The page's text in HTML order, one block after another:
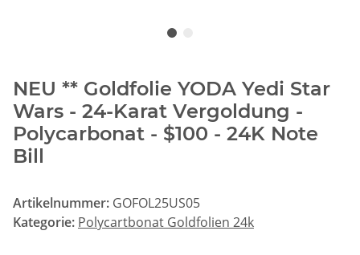
NEU ** Goldfolie YODA Yedi Star
Wars - 24-Karat Vergoldung -
Polycarbonat - $100 - 24K Note
Bill
Artikelnummer: GOFOL25US05
Kategorie: Polycartbonat Goldfolien 24k